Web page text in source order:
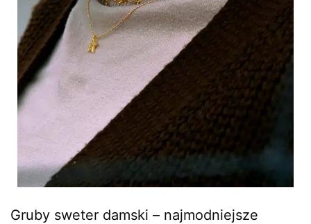
Gruby sweter damski – najmodniejsze